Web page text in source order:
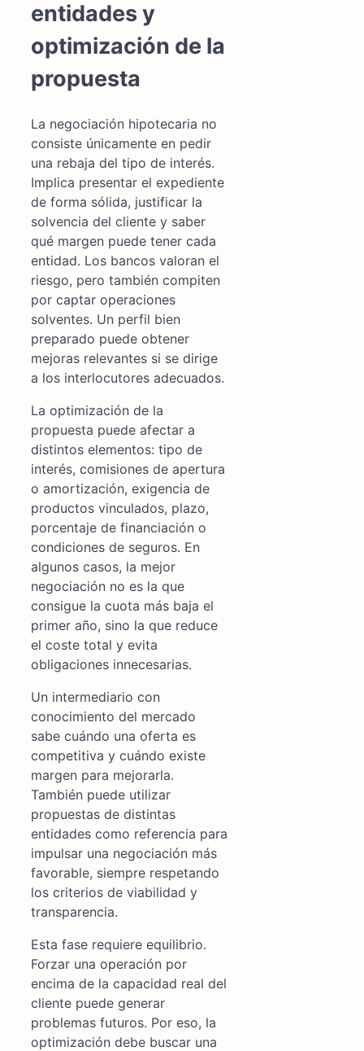
entidades y
optimización de la
propuesta
La negociación hipotecaria no
consiste únicamente en pedir
una rebaja del tipo de interés.
Implica presentar el expediente
de forma sólida, justificar la
solvencia del cliente y saber
qué margen puede tener cada
entidad. Los bancos valoran el
riesgo, pero también compiten
por captar operaciones
solventes. Un perfil bien
preparado puede obtener
mejoras relevantes si se dirige
a los interlocutores adecuados.
La optimización de la
propuesta puede afectar a
distintos elementos: tipo de
interés, comisiones de apertura
o amortización, exigencia de
productos vinculados, plazo,
porcentaje de financiación o
condiciones de seguros. En
algunos casos, la mejor
negociación no es la que
consigue la cuota más baja el
primer año, sino la que reduce
el coste total y evita
obligaciones innecesarias.
Un intermediario con
conocimiento del mercado
sabe cuándo una oferta es
competitiva y cuándo existe
margen para mejorarla.
También puede utilizar
propuestas de distintas
entidades como referencia para
impulsar una negociación más
favorable, siempre respetando
los criterios de viabilidad y
transparencia.
Esta fase requiere equilibrio.
Forzar una operación por
encima de la capacidad real del
cliente puede generar
problemas futuros. Por eso, la
optimización debe buscar una